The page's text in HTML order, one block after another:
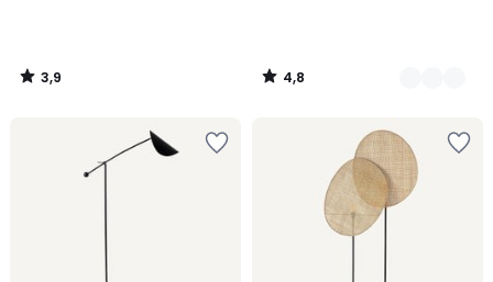
3,9
/
4,8
/